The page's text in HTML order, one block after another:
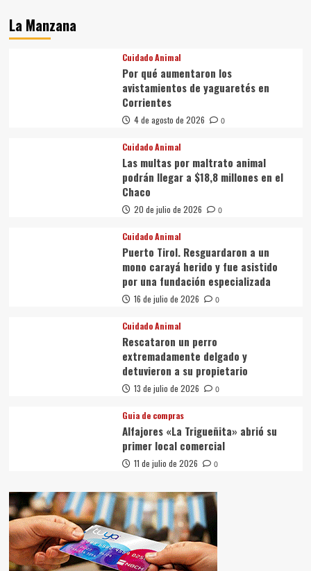
La Manzana
Cuidado Animal
Por qué aumentaron los
avistamientos de yaguaretés en
Corrientes
4 de agosto de 2026 0
Cuidado Animal
Las multas por maltrato animal
podrán llegar a $18,8 millones en el
Chaco
20 de julio de 2026 0
Cuidado Animal
Puerto Tirol. Resguardaron a un
mono carayá herido y fue asistido
por una fundación especializada
16 de julio de 2026 0
Cuidado Animal
Rescataron un perro
extremadamente delgado y
detuvieron a su propietario
13 de julio de 2026 0
Guia de compras
Alfajores «La Trigueñita» abrió su
primer local comercial
11 de julio de 2026 0